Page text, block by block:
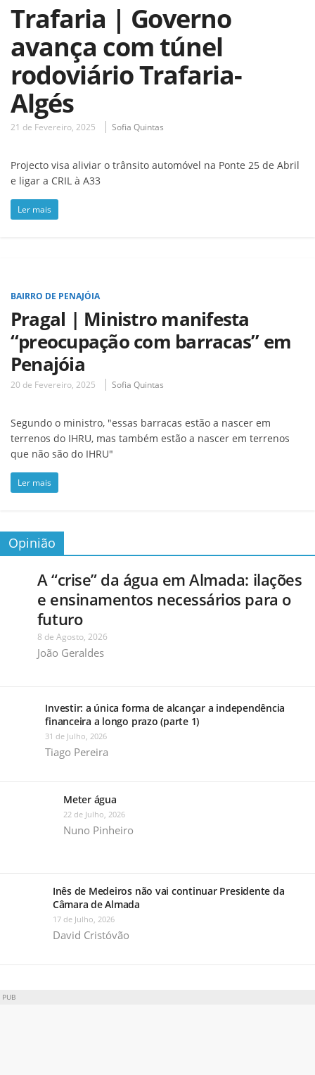
Trafaria | Governo
avança com túnel
rodoviário Trafaria-
Algés
21 de Fevereiro, 2025 Sofia Quintas
Projecto visa aliviar o trânsito automóvel na Ponte 25 de Abril
e ligar a CRIL à A33
Ler mais
BAIRRO DE PENAJÓIA
Pragal | Ministro manifesta
“preocupação com barracas” em
Penajóia
20 de Fevereiro, 2025 Sofia Quintas
Segundo o ministro, "essas barracas estão a nascer em
terrenos do IHRU, mas também estão a nascer em terrenos
que não são do IHRU"
Ler mais
Opinião
A “crise” da água em Almada: ilações
e ensinamentos necessários para o
futuro
8 de Agosto, 2026
João Geraldes
Investir: a única forma de alcançar a independência
financeira a longo prazo (parte 1)
31 de Julho, 2026
Tiago Pereira
Meter água
22 de Julho, 2026
Nuno Pinheiro
Inês de Medeiros não vai continuar Presidente da
Câmara de Almada
17 de Julho, 2026
David Cristóvão
PUB